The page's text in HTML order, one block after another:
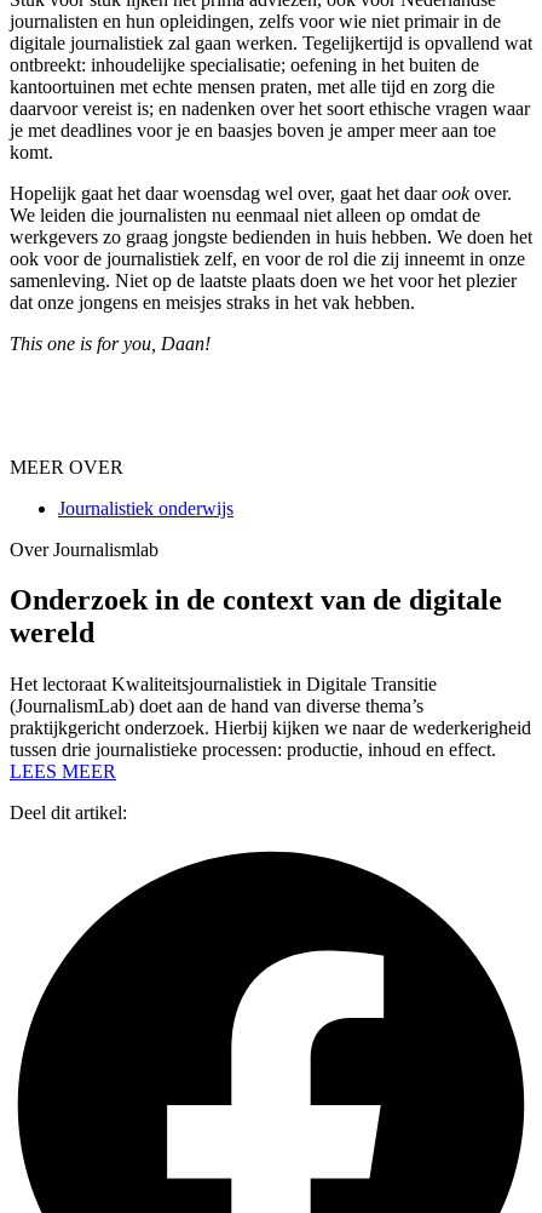
journalisten en hun opleidingen, zelfs voor wie niet primair in de
digitale journalistiek zal gaan werken. Tegelijkertijd is opvallend wat
ontbreekt: inhoudelijke specialisatie; oefening in het buiten de
kantoortuinen met echte mensen praten, met alle tijd en zorg die
daarvoor vereist is; en nadenken over het soort ethische vragen waar
je met deadlines voor je en baasjes boven je amper meer aan toe
komt.
Hopelijk gaat het daar woensdag wel over, gaat het daarookover.
We leiden die journalisten nu eenmaal niet alleen op omdat de
werkgevers zo graag jongste bedienden in huis hebben. We doen het
ook voor de journalistiek zelf, en voor de rol die zij inneemt in onze
samenleving. Niet op de laatste plaats doen we het voor het plezier
dat onze jongens en meisjes straks in het vak hebben.
This one is for you, Daan!
MEER OVER
Journalistiek onderwijs
Over Journalismlab
Onderzoek in de context van de digitale
wereld
Het lectoraat Kwaliteitsjournalistiek in Digitale Transitie
(JournalismLab) doet aan de hand van diverse thema’s
praktijkgericht onderzoek. Hierbij kijken we naar de wederkerigheid
tussen drie journalistieke processen: productie, inhoud en effect.
LEES MEER
Deel dit artikel: